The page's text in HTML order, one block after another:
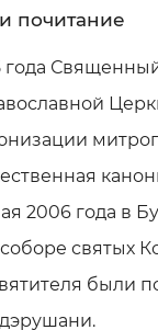
почитание
года
2006 года в
святых
были